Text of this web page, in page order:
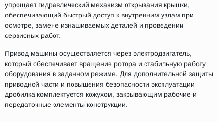
упрощает гидравлический механизм открывания крышки,
обеспечивающий быстрый доступ к внутренним узлам при
осмотре, замене изнашиваемых деталей и проведении
сервисных работ.
Привод машины осуществляется через электродвигатель,
который обеспечивает вращение ротора и стабильную работу
оборудования в заданном режиме. Для дополнительной защиты
приводной части и повышения безопасности эксплуатации
дробилка комплектуется кожухом, закрывающим рабочие и
передаточные элементы конструкции.